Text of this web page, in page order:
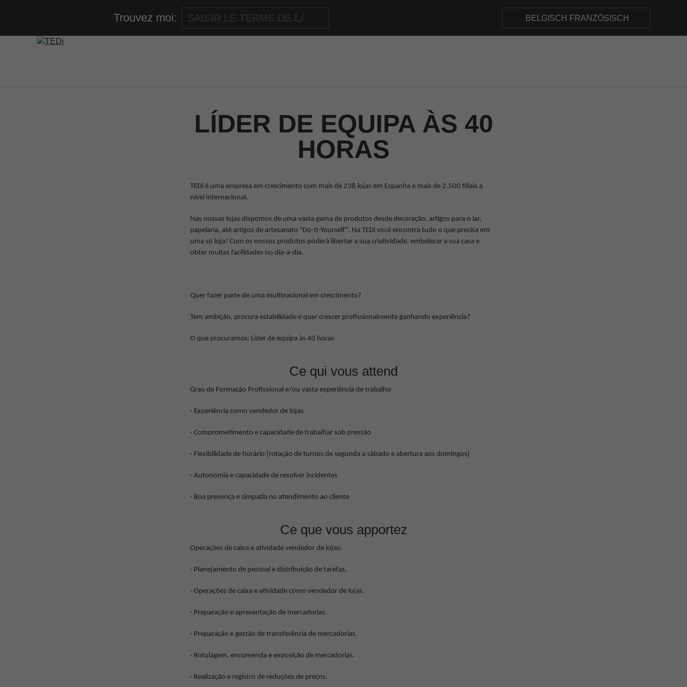
Trouvez moi: BELGISCH FRANZÖSISCH
LÍDER DE EQUIPA ÀS 40
HORAS
TEDi é uma empresa em crescimento com mais de 238 lojas em Espanha e mais de 2.500 filiais a
nível internacional.
Nas nossas lojas dispomos de uma vasta gama de produtos desde decoração, artigos para o lar,
papelaria, até artigos de artesanato "Do-It-Yourself". Na TEDi você encontra tudo o que precisa em
uma só loja! Com os nossos produtos poderá libertar a sua criatividade, embelezar a sua casa e
obter muitas facilidades no dia-a-dia.
Quer fazer parte de uma multinacional em crescimento?
Tem ambição, procura estabilidade e quer crescer profissionalmente ganhando experiência?
O que procuramos: Líder de equipa às 40 horas
Ce qui vous attend
Grau de Formação Profissional e/ou vasta experiência de trabalho
· Experiência como vendedor de lojas
· Comprometimento e capacidade de trabalhar sob pressão
· Flexibilidade de horário (rotação de turnos de segunda a sábado e abertura aos domingos)
· Autonomia e capacidade de resolver incidentes
· Boa presença e simpatia no atendimento ao cliente
Ce que vous apportez
Operações de caixa e atividade vendedor de lojas:
· Planejamento de pessoal e distribuição de tarefas,
· Operações de caixa e atividade como vendedor de lojas.
· Preparação e apresentação de mercadorias.
· Preparação e gestão de transferência de mercadorias.
· Rotulagem, encomenda e exposição de mercadorias.
· Realização e registro de reduções de preços.